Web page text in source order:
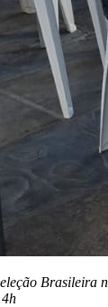
Brasileira